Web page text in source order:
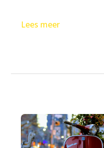
Lees meer